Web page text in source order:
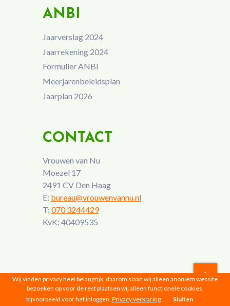
ANBI
Jaarverslag 2024
Jaarrekening 2024
Formulier ANBI
Meerjarenbeleidsplan
Jaarplan 2026
CONTACT
Vrouwen van Nu
Moezel 17
2491 CV Den Haag
E: bureau@vrouwenvannu.nl
T: 070 3244429
KvK: 40409535
Vrouwen van Nu © 2026 |Privacyverklaring
Wij vinden privacy heel belangrijk, daarom slaan wij alleen anoniem website
bezoeken op voor de rest plaatsen wij alleen functionele cookies,
bijvoorbeeld voor het inloggen. Privacy verklaring Sluiten